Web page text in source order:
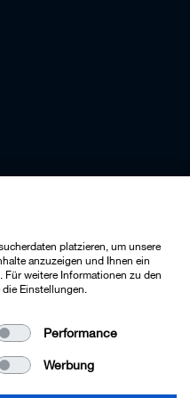
platzieren, um unsere
anzuzeigen und Ihnen ein
weitere Informationen zu den
Einstellungen.
Performance
Werbung